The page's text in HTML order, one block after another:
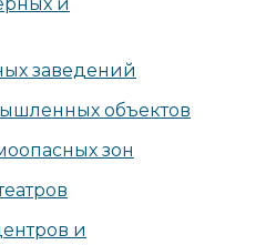
и
заведений
объектов
зон
и